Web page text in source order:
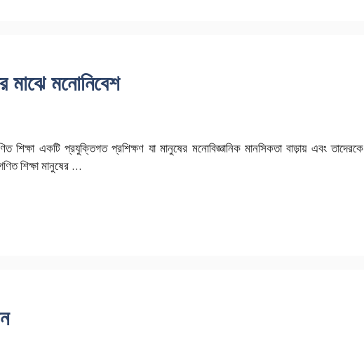
মাঝে মনোনিবেশ
শিক্ষা একটি প্রযুক্তিগত প্রশিক্ষণ যা মানুষের মনোবিজ্ঞানিক মানসিকতা বাড়ায় এবং তাদেরকে
শিক্ষা মানুষের …